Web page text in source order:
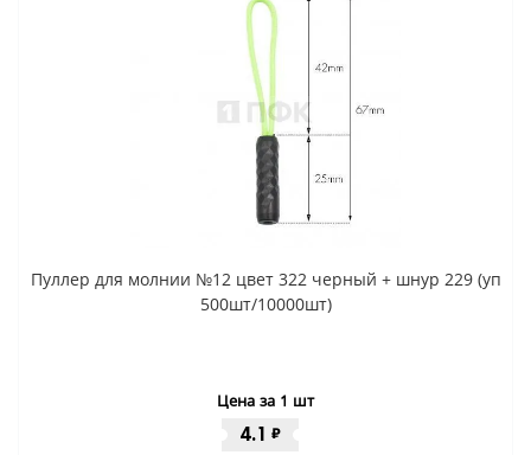
Пуллер для молнии №12 цвет 322 черный + шнур 229 (уп
500шт/10000шт)
Цена за 1 шт
4.1 ₽